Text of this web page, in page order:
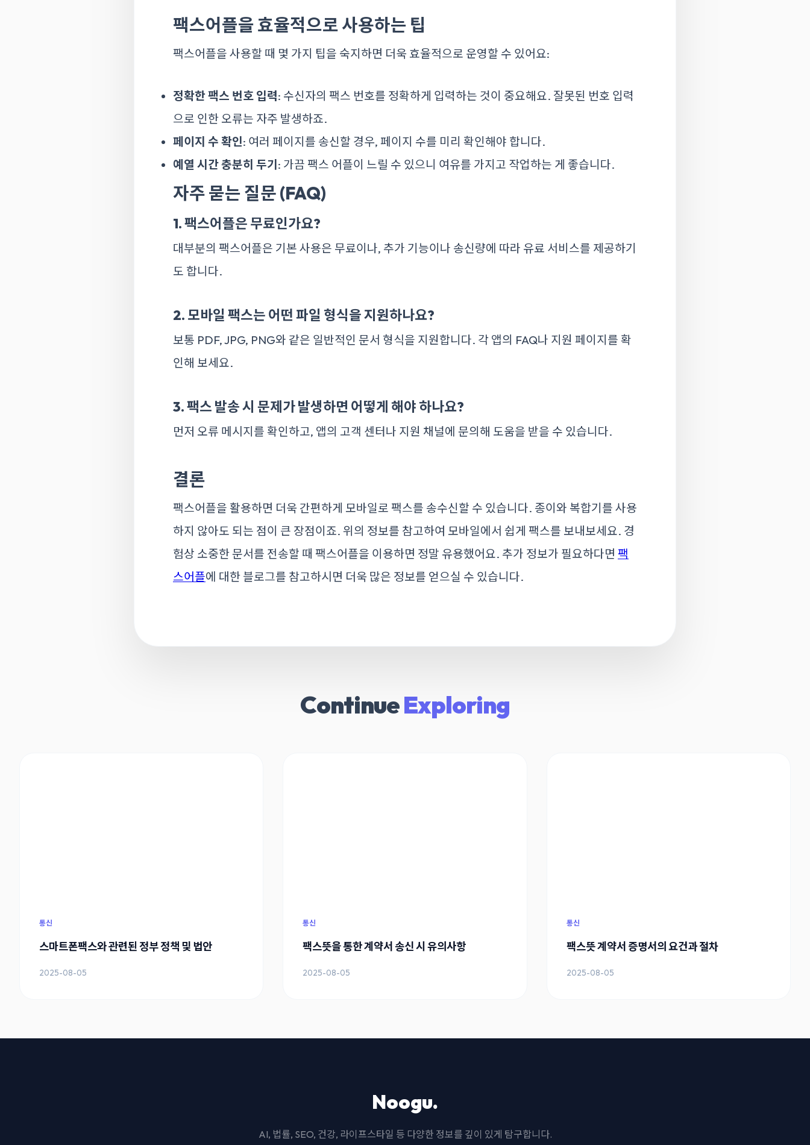
팩스어플을 효율적으로 사용하는 팁
팩스어플을 사용할 때 몇 가지 팁을 숙지하면 더욱 효율적으로 운영할 수 있어요:
정확한 팩스 번호 입력: 수신자의 팩스 번호를 정확하게 입력하는 것이 중요해요. 잘못된 번호 입력
으로 인한 오류는 자주 발생하죠.
페이지 수 확인: 여러 페이지를 송신할 경우, 페이지 수를 미리 확인해야 합니다.
예열 시간 충분히 두기 : 가끔 팩스 어플이 느릴 수 있으니 여유를 가지고 작업하는 게 좋습니다.
자주 묻는 질문 (FAQ)
1. 팩스어플은 무료인가요?
대부분의 팩스어플은 기본 사용은 무료이나, 추가 기능이나 송신량에 따라 유료 서비스를 제공하기
도 합니다.
2. 모바일 팩스는 어떤 파일 형식을 지원하나요?
보통 PDF, JPG, PNG와 같은 일반적인 문서 형식을 지원합니다. 각 앱의 FAQ나 지원 페이지를 확
인해 보세요.
3. 팩스 발송 시 문제가 발생하면 어떻게 해야 하나요?
먼저 오류 메시지를 확인하고, 앱의 고객 센터나 지원 채널에 문의해 도움을 받을 수 있습니다.
결론
팩스어플을 활용하면 더욱 간편하게 모바일로 팩스를 송수신할 수 있습니다. 종이와 복합기를 사용
하지 않아도 되는 점이 큰 장점이죠. 위의 정보를 참고하여 모바일에서 쉽게 팩스를 보내보세요. 경
험상 소중한 문서를 전송할 때 팩스어플을 이용하면 정말 유용했어요. 추가 정보가 필요하다면 팩
스어플에 대한 블로그를 참고하시면 더욱 많은 정보를 얻으실 수 있습니다.
ContinueExploring
통신
스마트폰팩스와 관련된 정부 정책 및 법안
2025-08-05
통신
팩스뜻을 통한 계약서 송신 시 유의사항
2025-08-05
통신
팩스뜻 계약서 증명서의 요건과 절차
2025-08-05
Noogu.
AI, 법률, SEO, 건강, 라이프스타일 등 다양한 정보를 깊이 있게 탐구합니다.